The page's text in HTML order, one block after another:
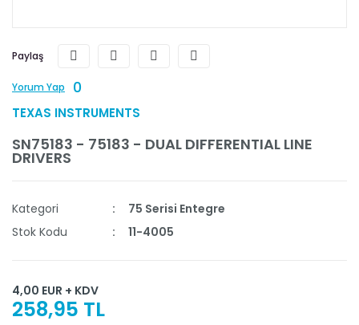
Paylaş
Yorum Yap 0
TEXAS INSTRUMENTS
SN75183 - 75183 - DUAL DIFFERENTIAL LINE
DRIVERS
Kategori
75 Serisi Entegre
Stok Kodu
11-4005
4,00 EUR + KDV
258,95 TL